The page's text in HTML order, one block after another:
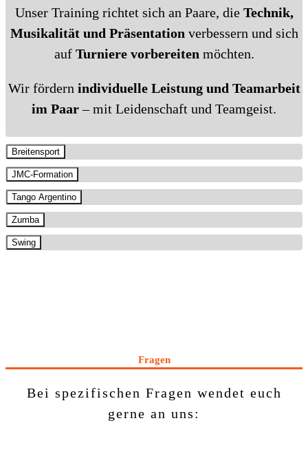
Unser Training richtet sich an Paare, die Technik,
Musikalität und Präsentation verbessern und sich
auf Turniere vorbereiten möchten.
Wir fördern individuelle Leistung und Teamarbeit
im Paar– mit Leidenschaft und Teamgeist.
Breitensport
JMC-Formation
Tango Argentino
Zumba
Swing
Fragen
Bei spezifischen Fragen wendet euch
gerne an uns: